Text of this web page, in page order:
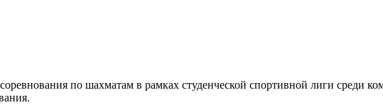
по шахматам в рамках студенческой спортивной лиги среди